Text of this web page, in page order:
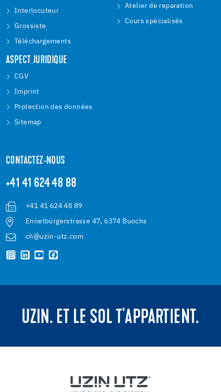
Interlocuteur
Grossiste
Téléchargements
Atelier de reparation
Cours spécialisés
ASPECT JURIDIQUE
CGV
Imprint
Protection des données
Sitemap
CONTACTEZ-NOUS
+41 41 624 48 88
+41 41 624 48 89
Ennetbürgerstrasse 47, 6374 Buochs
ch@uzin-utz.com
UZIN. ET LE SOL T'APPARTIENT.